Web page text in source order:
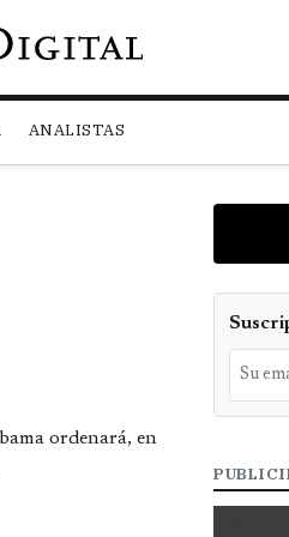
al contenido principal
ANALISTAS
ordenará, en